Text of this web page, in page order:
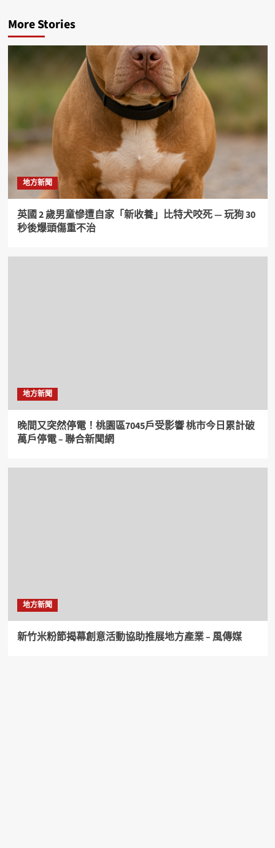
More Stories
地方新聞
英國 2 歲男童慘遭自家「新收養」比特犬咬死 — 玩狗 30
秒後爆頭傷重不治
地方新聞
晚間又突然停電！桃園區7045戶受影響 桃市今日累計破
萬戶停電 – 聯合新聞網
地方新聞
新竹米粉節揭幕創意活動協助推展地方產業 – 風傳媒